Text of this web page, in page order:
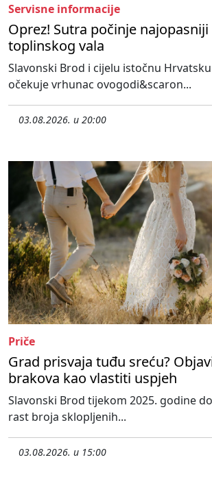
Servisne informacije
Oprez! Sutra počinje
toplinskog vala
Slavonski Brod i cijelu istočnu
očekuje vrhunac ovogodi&scaron...
03.08.2026. u 20:00
Priče
Grad prisvaja tuđu sreću?
brakova kao vlastiti uspjeh
Slavonski Brod tijekom 2025. godine
rast broja sklopljenih...
03.08.2026. u 15:00